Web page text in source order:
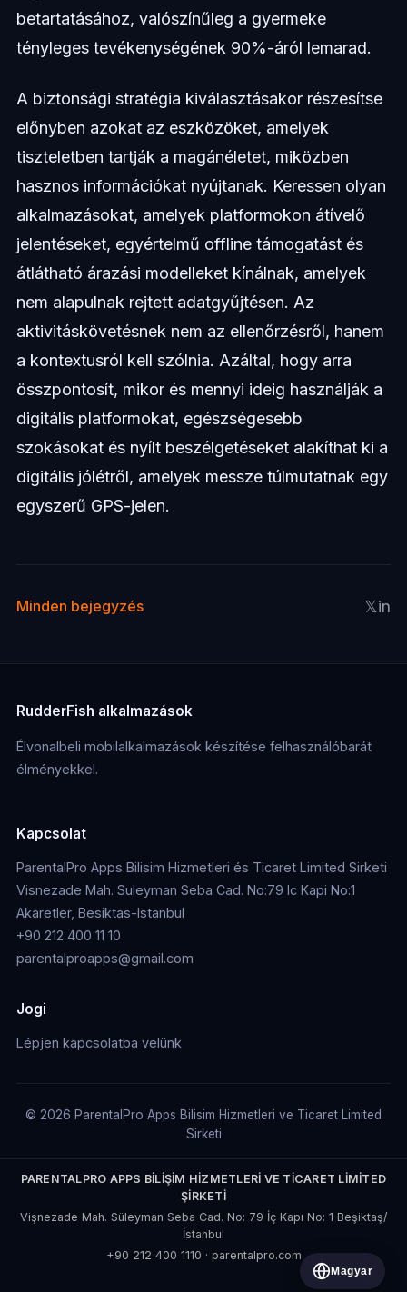
betartatásához, valószínűleg a gyermeke
tényleges tevékenységének 90%-áról lemarad.
A biztonsági stratégia kiválasztásakor részesítse
előnyben azokat az eszközöket, amelyek
tiszteletben tartják a magánéletet, miközben
hasznos információkat nyújtanak. Keressen olyan
alkalmazásokat, amelyek platformokon átívelő
jelentéseket, egyértelmű offline támogatást és
átlátható árazási modelleket kínálnak, amelyek
nem alapulnak rejtett adatgyűjtésen. Az
aktivitáskövetésnek nem az ellenőrzésről, hanem
a kontextusról kell szólnia. Azáltal, hogy arra
összpontosít, mikor és mennyi ideig használják a
digitális platformokat, egészségesebb
szokásokat és nyílt beszélgetéseket alakíthat ki a
digitális jólétről, amelyek messze túlmutatnak egy
egyszerű GPS-jelen.
Minden bejegyzés 𝕏in
RudderFish alkalmazások
Élvonalbeli mobilalkalmazások készítése felhasználóbarát
élményekkel.
Kapcsolat
ParentalPro Apps Bilisim Hizmetleri és Ticaret Limited Sirketi
Visnezade Mah. Suleyman Seba Cad. No:79 Ic Kapi No:1
Akaretler, Besiktas-Istanbul
+90 212 400 11 10
parentalproapps@gmail.com
Jogi
Lépjen kapcsolatba velünk
© 2026 ParentalPro Apps Bilisim Hizmetleri ve Ticaret Limited
Sirketi
PARENTALPRO APPS BİLİŞİM HİZMETLERİ VE TİCARET LİMİTED
ŞİRKETİ
Vişnezade Mah. Süleyman Seba Cad. No: 79 İç Kapı No: 1 Beşiktaş/
İstanbul
+90 212 400 1110 · parentalpro.com
Magyar